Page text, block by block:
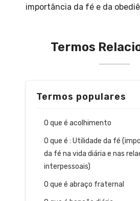
importância da fé e da
Termos
Termos populares
O que é acolhimento
O que é : Utilidade da fé
da fé na vida diária e nas
interpessoais)
O que é abraço fraternal